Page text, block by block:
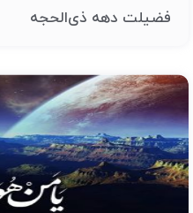
فضیلت دهه ذی‌الحجه